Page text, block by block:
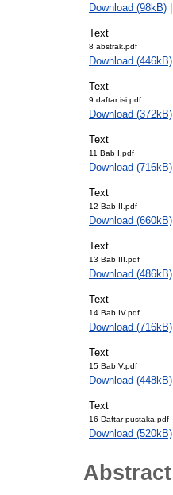
Download (98kB) |
Text
8 abstrak.pdf
Download (446kB)
Text
9 daftar isi.pdf
Download (372kB)
Text
11 Bab I.pdf
Download (716kB)
Text
12 Bab II.pdf
Download (660kB)
Text
13 Bab III.pdf
Download (486kB)
Text
14 Bab IV.pdf
Download (716kB)
Text
15 Bab V.pdf
Download (448kB)
Text
16 Daftar pustaka.pdf
Download (520kB)
Abstract